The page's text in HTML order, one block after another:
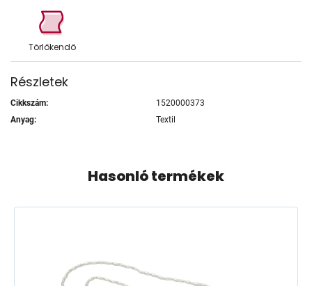
Törlőkendő
Részletek
Cikkszám:
1520000373
Anyag:
Textil
Hasonló termékek